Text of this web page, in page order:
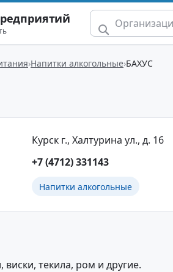
Напитки алкогольные БАХУС
Курск г., Халтурина ул., д. 16
+7 (4712) 331143
Напитки алкогольные
виски, текила, ром и другие.